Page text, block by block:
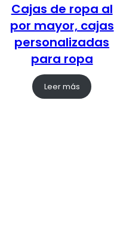
Cajas de ropa al
por mayor, cajas
personalizadas
para ropa
Leer más